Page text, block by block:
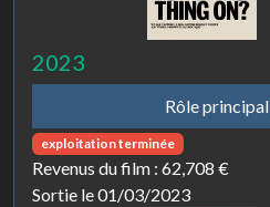
2023
Rôle principal
exploitation terminée
Revenus du film : 62,708 €
Sortie le 01/03/2023